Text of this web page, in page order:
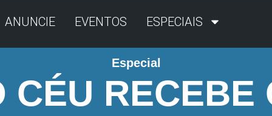
ANUNCIE EVENTOS ESPECIAIS
Especial
CÉU RECEBE